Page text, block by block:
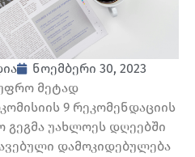
ნოემბერი 30, 2023
მეტად
9 რეკომენდაციის
გეგმა უახლოეს დღეებში
დამოკიდებულება